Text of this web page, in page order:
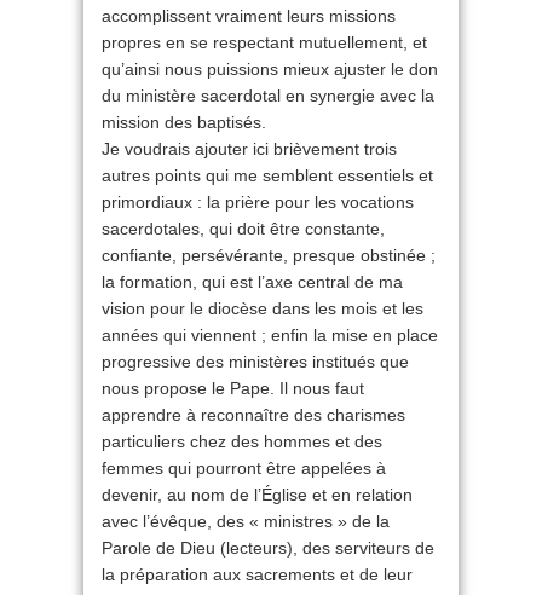
accomplissent vraiment leurs missions
propres en se respectant mutuellement, et
qu’ainsi nous puissions mieux ajuster le don
du ministère sacerdotal en synergie avec la
mission des baptisés.
Je voudrais ajouter ici brièvement trois
autres points qui me semblent essentiels et
primordiaux : la prière pour les vocations
sacerdotales, qui doit être constante,
confiante, persévérante, presque obstinée ;
la formation, qui est l’axe central de ma
vision pour le diocèse dans les mois et les
années qui viennent ; enfin la mise en place
progressive des ministères institués que
nous propose le Pape. Il nous faut
apprendre à reconnaître des charismes
particuliers chez des hommes et des
femmes qui pourront être appelées à
devenir, au nom de l’Église et en relation
avec l’évêque, des « ministres » de la
Parole de Dieu (lecteurs), des serviteurs de
la préparation aux sacrements et de leur